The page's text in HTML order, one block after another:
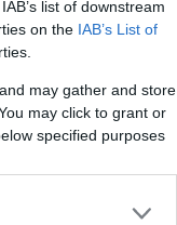
list of downstream
on the IAB’s List of
may gather and store
may click to grant or
specified purposes